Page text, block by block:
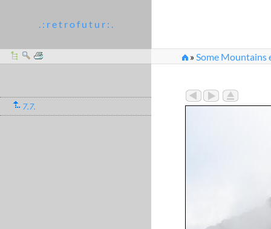
. : r e t r o f u t u r : .
»Some Mountains
7.7.